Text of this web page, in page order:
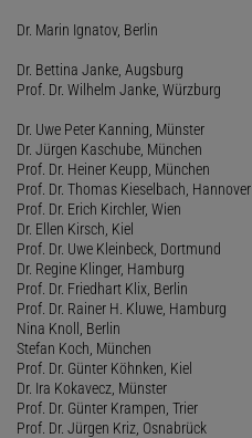
Dr. Marin Ignatov, Berlin
Dr. Bettina Janke, Augsburg
Prof. Dr. Wilhelm Janke, Würzburg
Dr. Uwe Peter Kanning, Münster
Dr. Jürgen Kaschube, München
Prof. Dr. Heiner Keupp, München
Prof. Dr. Thomas Kieselbach, Hannover
Prof. Dr. Erich Kirchler, Wien
Dr. Ellen Kirsch, Kiel
Prof. Dr. Uwe Kleinbeck, Dortmund
Dr. Regine Klinger, Hamburg
Prof. Dr. Friedhart Klix, Berlin
Prof. Dr. Rainer H. Kluwe, Hamburg
Nina Knoll, Berlin
Stefan Koch, München
Prof. Dr. Günter Köhnken, Kiel
Dr. Ira Kokavecz, Münster
Prof. Dr. Günter Krampen, Trier
Prof. Dr. Jürgen Kriz, Osnabrück